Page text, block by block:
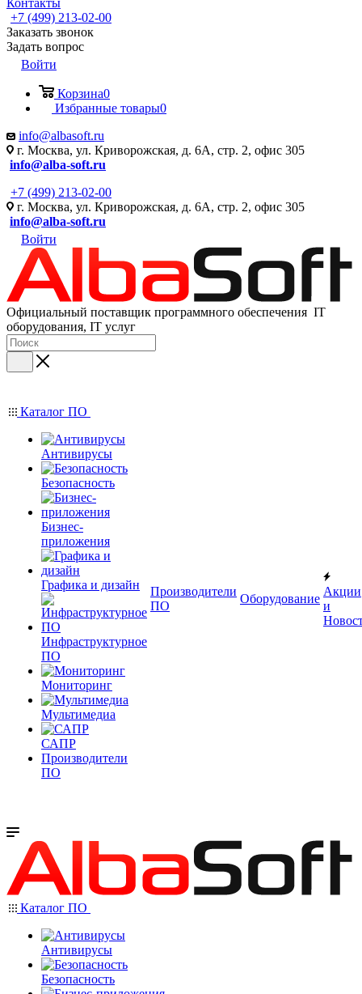
Контакты
+7 (499) 213-02-00
Заказать звонок
Задать вопрос
Войти
Корзина0
Избранные товары0
info@albasoft.ru
г. Москва, ул. Криворожская, д. 6А, стр. 2, офис 305
info@alba-soft.ru
+7 (499) 213-02-00
г. Москва, ул. Криворожская, д. 6А, стр. 2, офис 305
info@alba-soft.ru
Войти
Официальный поставщик программного обеспечения IT
оборудования, IT услуг
Каталог ПО
Антивирусы
Безопасность
Бизнес-
приложения
Графика и дизайн
Инфраструктурное
ПО
Мониторинг
Мультимедиа
САПР
Производители
ПО
Производители
ПО
Оборудование
Акции
и
Каталог ПО
Антивирусы
Безопасность